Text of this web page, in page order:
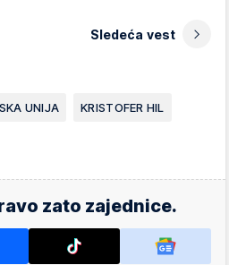
Sledeća vest
UNIJA KRISTOFER HIL
zato zajednice.